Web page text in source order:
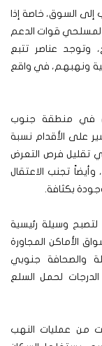
السوق، خاصة إذا
لمسلحي قوات الدعم
وتوجد عناصر تتبع
ونهبهم، في واقع
في منطقة جنوب
على الأقدام نسبة
تقليل فرص التعرض
تجنب الاعتقال
بكثافة.
لتصبح وسيلة رئيسية
الأماكن المجاورة
والصحافة جنوبي
لحمل السلع
من عمليات النهب